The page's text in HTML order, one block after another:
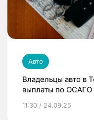
Авто
Владельцы авто в
выплаты по ОСАГО
11:30 / 24.09.25